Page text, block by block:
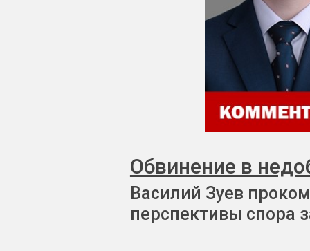
Обвинение в
Василий Зуев
перспективы спора